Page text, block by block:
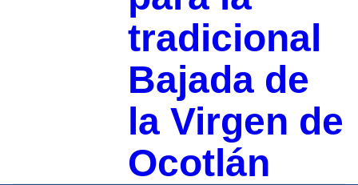
tradicional
Bajada de
la Virgen de
Ocotlán